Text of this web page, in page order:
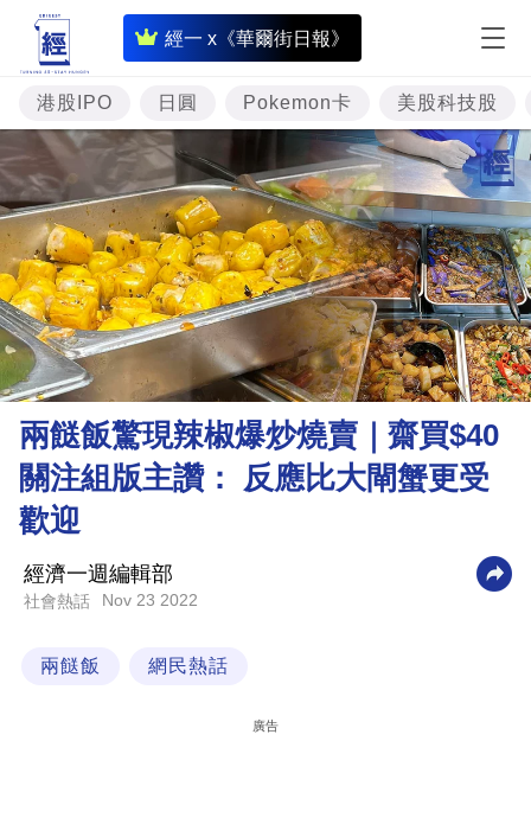
經一 x《華爾街日報》
即
時
財
經
專
題
投
資
樓
理
財
商
科
技
場
港股IPO 日圓 Pokemon卡 美股科技股
兩餸飯驚現辣椒爆炒燒賣｜齋買$40
關注組版主讚： 反應比大閘蟹更受
歡迎
經濟一週編輯部
社會熱話 Nov 23 2022
兩餸飯 網民熱話
廣告